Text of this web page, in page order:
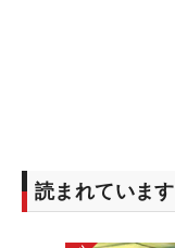
読まれています